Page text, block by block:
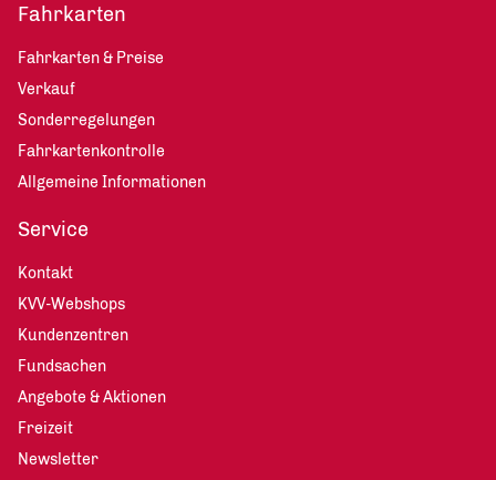
Fahrkarten
Fahrkarten & Preise
Verkauf
Sonderregelungen
Fahrkartenkontrolle
Allgemeine Informationen
Service
Kontakt
KVV-Webshops
Kundenzentren
Fundsachen
Angebote & Aktionen
Freizeit
Newsletter